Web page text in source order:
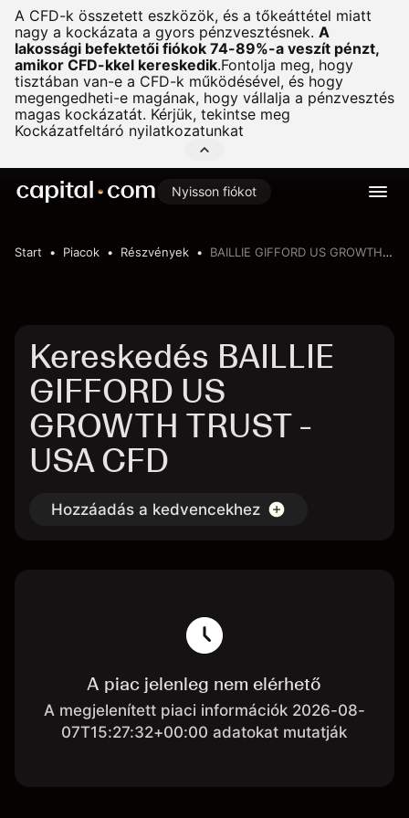
A CFD-k összetett eszközök, és a tőkeáttétel miatt
nagy a kockázata a gyors pénzvesztésnek. A
lakossági befektetői fiókok 74-89%-a veszít pénzt,
amikor CFD-kkel kereskedik.Fontolja meg, hogy
tisztában van-e a CFD-k működésével, és hogy
megengedheti-e magának, hogy vállalja a pénzvesztés
magas kockázatát. Kérjük, tekintse meg
Kockázatfeltáró nyilatkozatunkat
Nyisson fiókot
Start Piacok Részvények BAILLIE GIFFORD US GROWTH TRUST
Kereskedés BAILLIE
GIFFORD US
GROWTH TRUST -
USA CFD
Hozzáadás a kedvencekhez
A piac jelenleg nem elérhető
A megjelenített piaci információk 2026-08-
07T15:27:32+00:00 adatokat mutatják